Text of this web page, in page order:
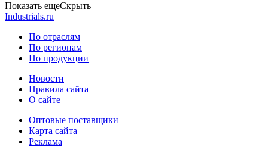
Показать ещеСкрыть
Industrials.ru
По отраслям
По регионам
По продукции
Новости
Правила сайта
О сайте
Оптовые поставщики
Карта сайта
Реклама